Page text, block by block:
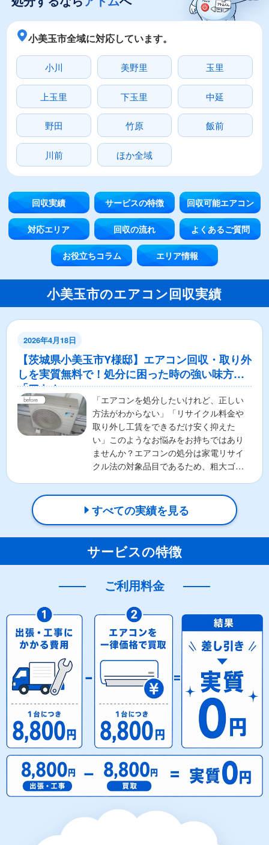
小美玉市全域に対応しています。
小川 美野里 玉里
上玉里 下玉里 中延
野田 竹原 飯前
川前 ほか全域
回収実績 サービスの特徴 回収可能エアコン
対応エリア 回収の流れ よくあるご質問
お役立ちコラム エリア情報
小美玉市のエアコン回収実績
2026年4月18日
【茨城県小美玉市Y様邸】エアコン回収・取り外
しを実質無料で！処分に困った時の強い味方
「アトム」
「エアコンを処分したいけれど、正しい
方法がわからない」「リサイクル料金や
取り外し工賃をできるだけ安く抑えた
い」このようなお悩みをお持ちではあり
ませんか？エアコンの処分は家電リサイ
クル法の対象品目であるため、粗大ゴミ
すべての実績を見る
サービスの特徴
ご利用料金